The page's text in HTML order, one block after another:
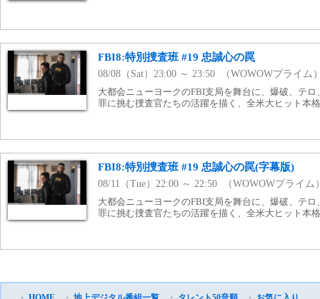
FBI8:特別捜査班 #19 忠誠心の罠
08/08（Sat）23:00 ～ 23:50 （WOWOWプライム
大都会ニューヨークのFBI支局を舞台に、爆破、テ
罪に挑む捜査官たちの活躍を描く、全米大ヒット本
FBI8:特別捜査班 #19 忠誠心の罠(字幕版)
08/11（Tue）22:00 ～ 22:50 （WOWOWプライム
大都会ニューヨークのFBI支局を舞台に、爆破、テ
罪に挑む捜査官たちの活躍を描く、全米大ヒット本